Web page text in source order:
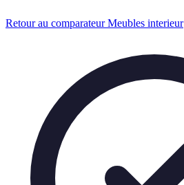
Retour au comparateur Meubles interieur